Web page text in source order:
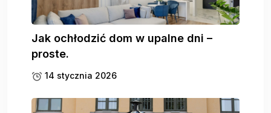
Jak ochłodzić dom w upalne dni –
proste.
14 stycznia 2026